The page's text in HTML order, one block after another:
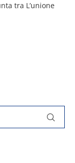
tra L’unione